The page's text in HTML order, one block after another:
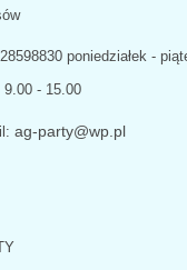
poniedziałek -
9.00 - 15.00
ag-party@wp.pl